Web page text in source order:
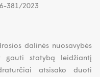
381/2023
dalinės nuosavybės
gauti statybą leidžiantį
atsisako duoti